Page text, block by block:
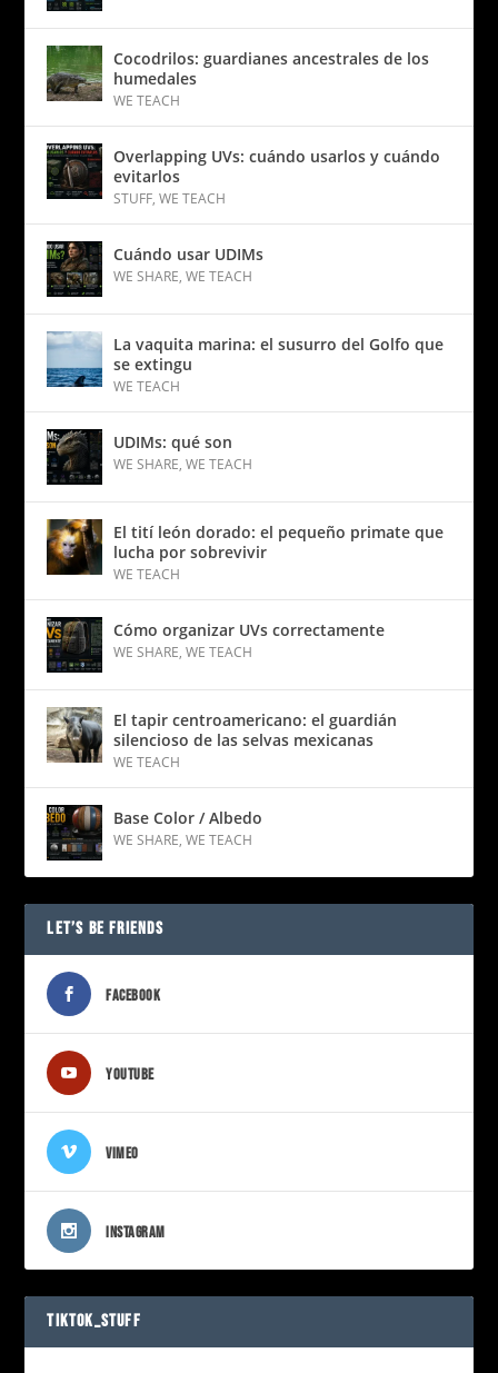
Cocodrilos: guardianes ancestrales de los
humedales
WE TEACH
Overlapping UVs: cuándo usarlos y cuándo
evitarlos
STUFF,WE TEACH
Cuándo usar UDIMs
WE SHARE,WE TEACH
La vaquita marina: el susurro del Golfo que
se extingu
WE TEACH
UDIMs: qué son
WE SHARE,WE TEACH
El tití león dorado: el pequeño primate que
lucha por sobrevivir
WE TEACH
Cómo organizar UVs correctamente
WE SHARE,WE TEACH
El tapir centroamericano: el guardián
silencioso de las selvas mexicanas
WE TEACH
Base Color / Albedo
WE SHARE,WE TEACH
LET’S BE FRIENDS
FACEBOOK
YOUTUBE
VIMEO
INSTAGRAM
TIKTOK_STUFF